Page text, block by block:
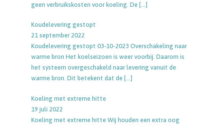
geen verbruikskosten voor koeling. De […]
Koudelevering gestopt
21 september 2022
Koudelevering gestopt 03-10-2023 Overschakeling naar
warme bron Het koelseizoen is weer voorbij. Daarom is
het systeem overgeschakeld naar levering vanuit de
warme bron. Dit betekent dat de […]
Koeling met extreme hitte
19 juli 2022
Koeling met extreme hitte Wij houden een extra oog